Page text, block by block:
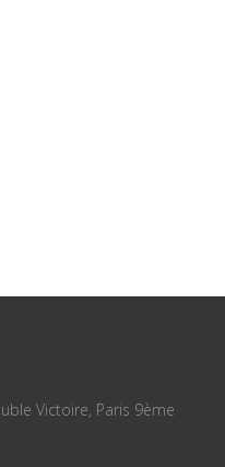
Victoire, Paris 9ème